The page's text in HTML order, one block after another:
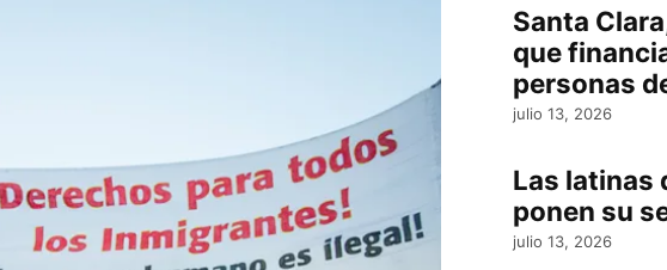
Santa
que
personas
julio 13, 2026
Las latinas
ponen su
julio 13, 2026